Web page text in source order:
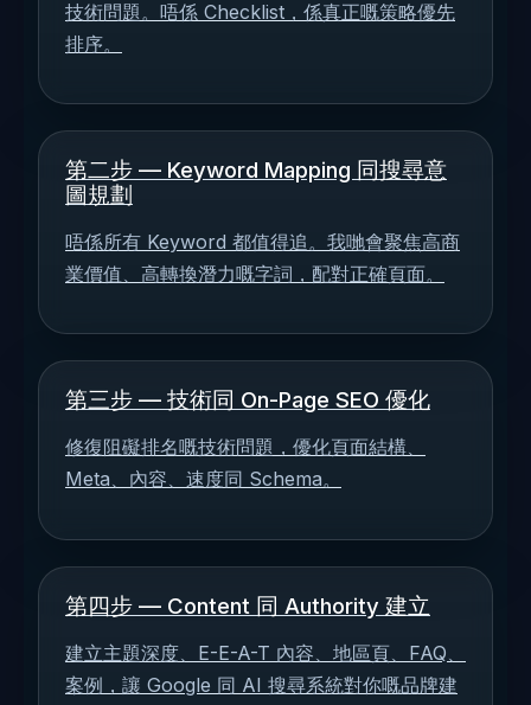
技術問題。唔係 Checklist，係真正嘅策略優先
排序。
第二步 — Keyword Mapping 同搜尋意
圖規劃
唔係所有 Keyword 都值得追。我哋會聚焦高商
業價值、高轉換潛力嘅字詞，配對正確頁面。
第三步 — 技術同 On-Page SEO 優化
修復阻礙排名嘅技術問題，優化頁面結構、
Meta、內容、速度同 Schema。
第四步 — Content 同 Authority 建立
建立主題深度、E-E-A-T 內容、地區頁、FAQ、
案例，讓 Google 同 AI 搜尋系統對你嘅品牌建